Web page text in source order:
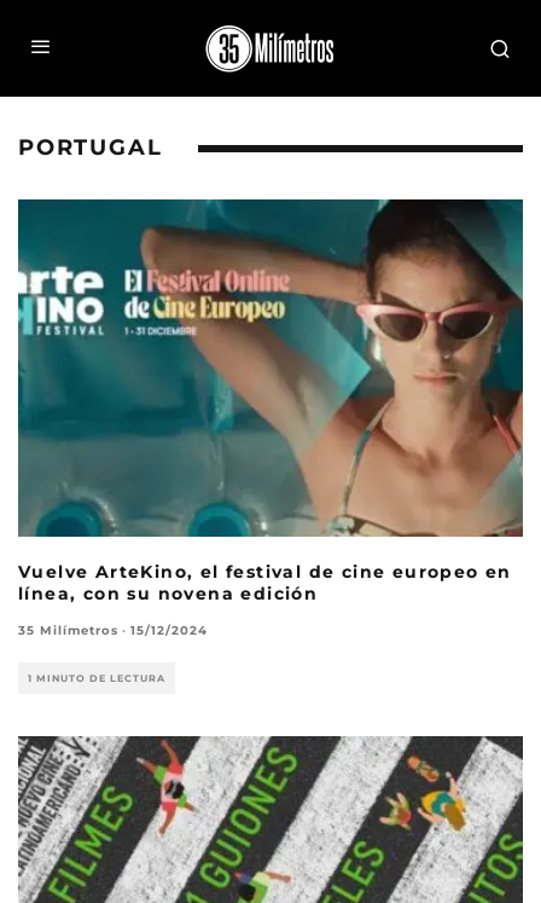
PORTUGAL
Vuelve ArteKino, el festival de cine europeo en
línea, con su novena edición
35 Milímetros · 15/12/2024
1 MINUTO DE LECTURA